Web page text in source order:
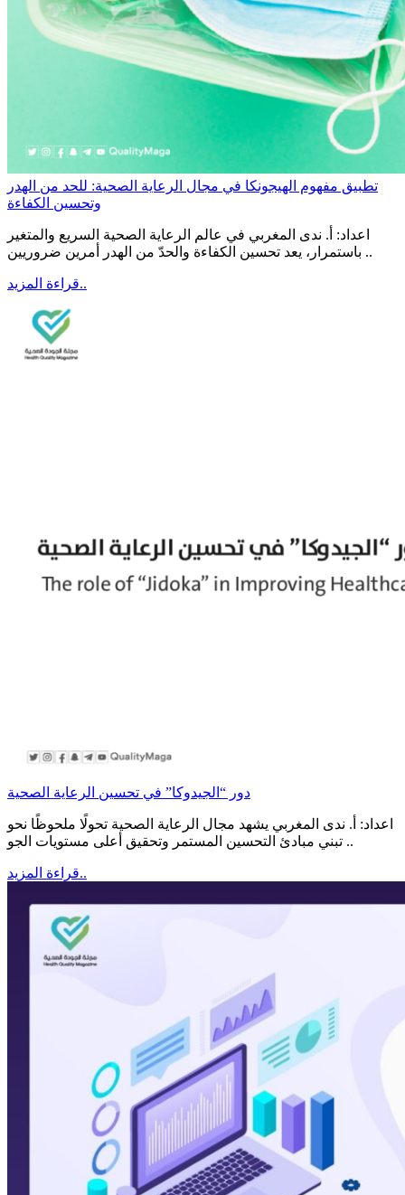
تطبيق مفهوم الهيجونكا في مجال الرعاية الصحية: للحد من الهدر
وتحسين الكفاءة
اعداد: أ. ندى المغربي في عالم الرعاية الصحية السريع والمتغير
باستمرار، يعد تحسين الكفاءة والحدّ من الهدر أمرين ضروريين ..
قراءة المزيد..
دور “الجيدوكا” في تحسين الرعاية الصحية
اعداد: أ. ندى المغربي يشهد مجال الرعاية الصحية تحولًا ملحوظًا نحو
تبني مبادئ التحسين المستمر وتحقيق أعلى مستويات الجو ..
قراءة المزيد..